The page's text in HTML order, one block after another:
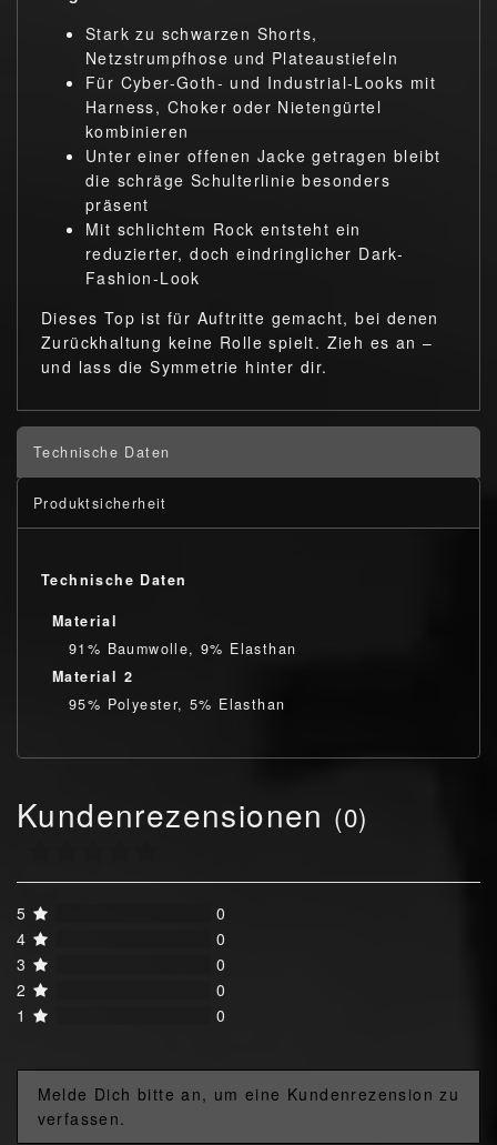
Stark zu schwarzen Shorts,
Netzstrumpfhose und Plateaustiefeln
Für Cyber-Goth- und Industrial-Looks mit
Harness, Choker oder Nietengürtel
kombinieren
Unter einer offenen Jacke getragen bleibt
die schräge Schulterlinie besonders
präsent
Mit schlichtem Rock entsteht ein
reduzierter, doch eindringlicher Dark-
Fashion-Look
Dieses Top ist für Auftritte gemacht, bei denen
Zurückhaltung keine Rolle spielt. Zieh es an –
und lass die Symmetrie hinter dir.
Technische Daten
Produktsicherheit
Technische Daten
Material
91% Baumwolle, 9% Elasthan
Material 2
95% Polyester, 5% Elasthan
Kundenrezensionen (0)
5
0
4
0
3
0
2
0
1
0
Melde Dich bitte an, um eine Kundenrezension zu
verfassen.